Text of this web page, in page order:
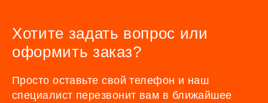
Хотите задать вопрос или
оформить заказ?
Просто оставьте свой телефон и наш
специалист перезвонит вам в ближайшее